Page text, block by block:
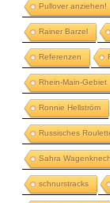
Pullover anziehen!
Rainer Barzel
Referenzen
Rhein-Main-Gebiet
Ronnie Hellström
Russisches
Sahra
schnurstracks